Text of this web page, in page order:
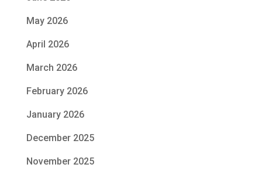
May 2026
April 2026
March 2026
February 2026
January 2026
December 2025
November 2025